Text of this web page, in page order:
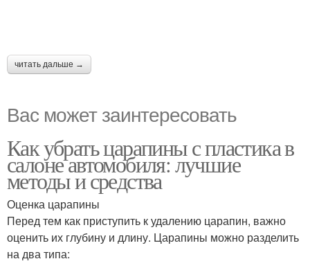
читать дальше →
Вас может заинтересовать
Как убрать царапины с пластика в
салоне автомобиля: лучшие
методы и средства
Оценка царапины
Перед тем как приступить к удалению царапин, важно
оценить их глубину и длину. Царапины можно разделить
на два типа: